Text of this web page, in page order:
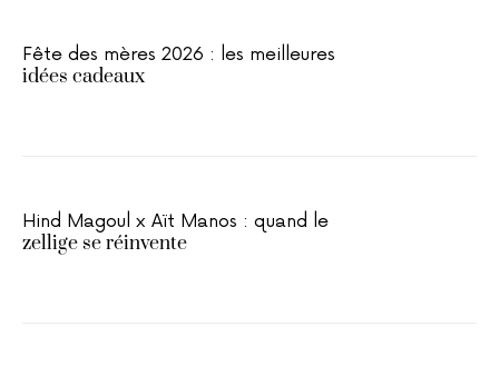
Fête des mères 2026 : les meilleures
idées cadeaux
Hind Magoul x Aït Manos : quand le
zellige se réinvente